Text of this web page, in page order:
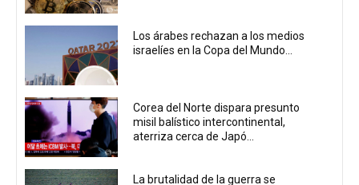
Los árabes rechazan a los medios
israelíes en la Copa del Mundo...
Corea del Norte dispara presunto
misil balístico intercontinental,
aterriza cerca de Japó...
La brutalidad de la guerra se